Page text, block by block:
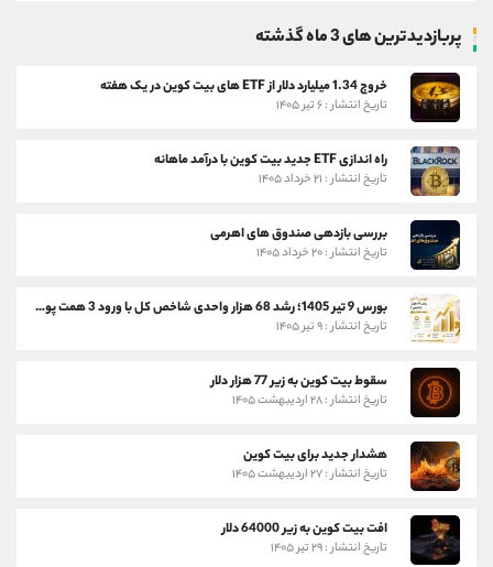
پربازدیدترین های 3 ماه گذشته
خروج 1.34 میلیارد دلار از ETF های بیت کوین در یک هفته
تاریخ انتشار : ۶ تیر ۱۴۰۵
راه اندازی ETF جدید بیت کوین با درآمد ماهانه
تاریخ انتشار : ۲۱ خرداد ۱۴۰۵
بررسی بازدهی صندوق های اهرمی
تاریخ انتشار : ۲۰ خرداد ۱۴۰۵
بورس 9 تیر 1405؛ رشد 68 هزار واحدی شاخص کل با ورود 3 همت پول حقیقی
تاریخ انتشار : ۹ تیر ۱۴۰۵
سقوط بیت کوین به زیر 77 هزار دلار
تاریخ انتشار : ۲۸ اردیبهشت ۱۴۰۵
هشدار جدید برای بیت کوین
تاریخ انتشار : ۲۷ اردیبهشت ۱۴۰۵
افت بیت کوین به زیر 64000 دلار
تاریخ انتشار : ۲۹ تیر ۱۴۰۵